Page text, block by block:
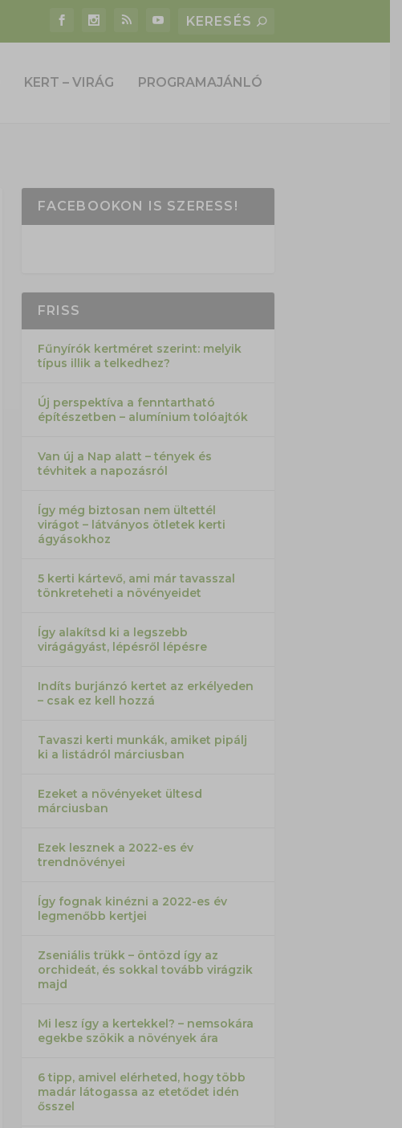
KERT – VIRÁG PROGRAMAJÁNLÓ
FACEBOOKON IS SZERESS!
FRISS
Fűnyírók kertméret szerint: melyik
típus illik a telkedhez?
Új perspektíva a fenntartható
építészetben – alumínium tolóajtók
Van új a Nap alatt – tények és
tévhitek a napozásról
Így még biztosan nem ültettél
virágot – látványos ötletek kerti
ágyásokhoz
5 kerti kártevő, ami már tavasszal
tönkreteheti a növényeidet
Így alakítsd ki a legszebb
virágágyást, lépésről lépésre
Indíts burjánzó kertet az erkélyeden
– csak ez kell hozzá
Tavaszi kerti munkák, amiket pipálj
ki a listádról márciusban
Ezeket a növényeket ültesd
márciusban
Ezek lesznek a 2022-es év
trendnövényei
Így fognak kinézni a 2022-es év
legmenőbb kertjei
Zseniális trükk – öntözd így az
orchideát, és sokkal tovább virágzik
majd
Mi lesz így a kertekkel? – nemsokára
egekbe szökik a növények ára
6 tipp, amivel elérheted, hogy több
madár látogassa az etetődet idén
ősszel